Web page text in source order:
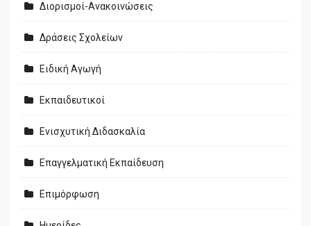
Διορισμοί-Ανακοινώσεις
Δράσεις Σχολείων
Ειδική Αγωγή
Εκπαιδευτικοί
Ενισχυτική Διδασκαλία
Επαγγελματική Εκπαίδευση
Επιμόρφωση